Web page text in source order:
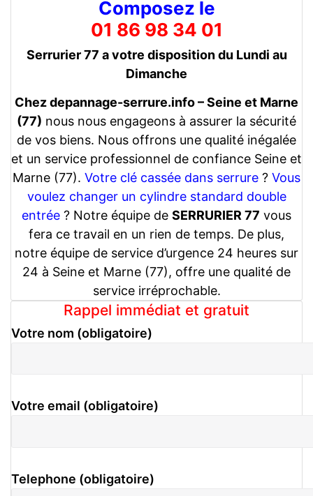
Composez le
01 86 98 34 01
Serrurier 77 a votre disposition du Lundi au
Dimanche
Chez depannage-serrure.info – Seine et Marne
(77) nous nous engageons à assurer la sécurité
de vos biens. Nous offrons une qualité inégalée
et un service professionnel de confiance Seine et
Marne (77). Votre clé cassée dans serrure ? Vous
voulez changer un cylindre standard double
entrée ? Notre équipe de SERRURIER 77 vous
fera ce travail en un rien de temps. De plus,
notre équipe de service d’urgence 24 heures sur
24 à Seine et Marne (77), offre une qualité de
service irréprochable.
Rappel immédiat et gratuit
Votre nom (obligatoire)
Votre email (obligatoire)
Telephone (obligatoire)